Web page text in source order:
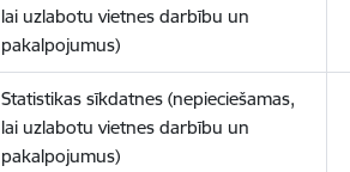
lai uzlabotu vietnes darbību un
pakalpojumus)
Statistikas sīkdatnes (nepieciešamas,
lai uzlabotu vietnes darbību un
pakalpojumus)